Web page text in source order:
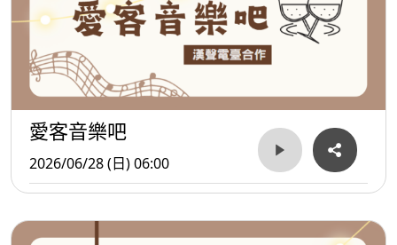
愛客音樂吧
2026/06/28 (日) 06:00